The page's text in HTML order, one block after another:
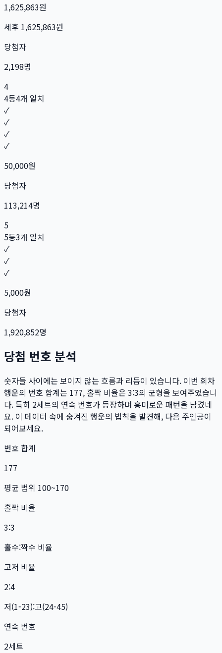
1,625,863원
세후 1,625,863원
당첨자
2,198명
4
4등4개 일치
✓
✓
✓
✓
50,000원
당첨자
113,214명
5
5등3개 일치
✓
✓
✓
5,000원
당첨자
1,920,852명
당첨 번호 분석
숫자들 사이에는 보이지 않는 흐름과 리듬이 있습니다. 이번 회차
행운의 번호 합계는 177, 홀짝 비율은 3:3의 균형을 보여주었습니
다. 특히 2세트의 연속 번호가 등장하며 흥미로운 패턴을 남겼네
요. 이 데이터 속에 숨겨진 행운의 법칙을 발견해, 다음 주인공이
되어보세요.
번호 합계
177
평균 범위 100~170
홀짝 비율
3:3
홀수:짝수 비율
고저 비율
2:4
저(1-23):고(24-45)
연속 번호
2세트